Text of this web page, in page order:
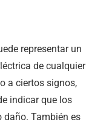
representar un
de cualquier
a ciertos signos,
indicar que los
También es